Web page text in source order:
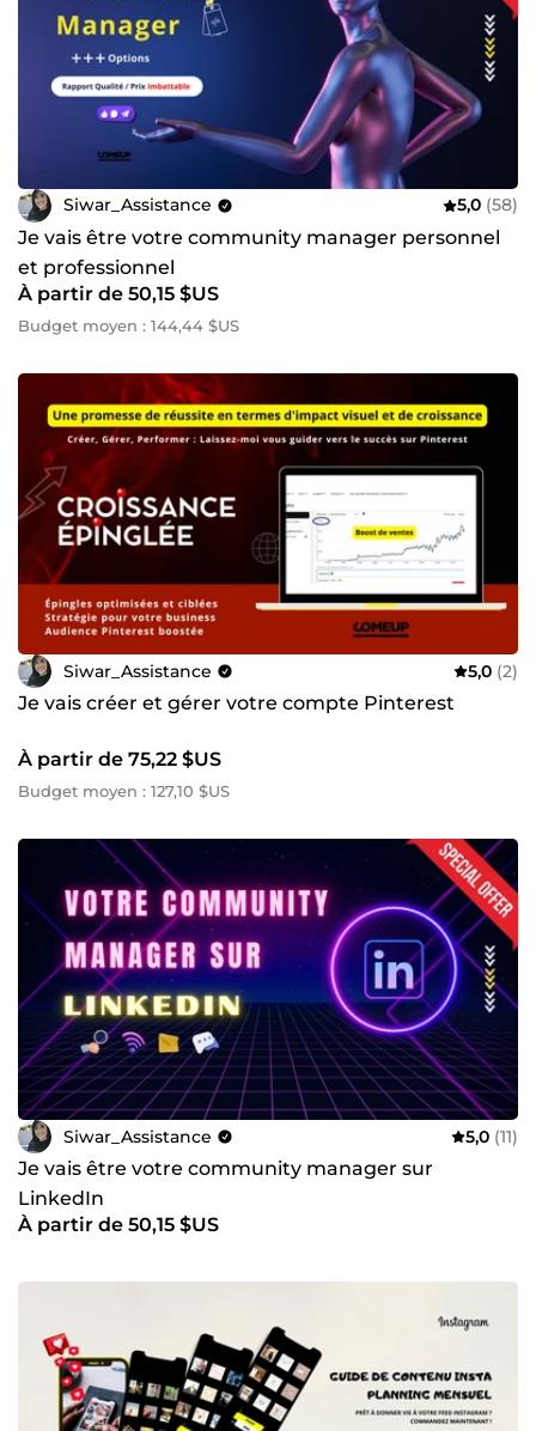
Siwar_Assistance 5,0 (58)
Je vais être votre community manager personnel
et professionnel
À partir de 50,15 $US
Budget moyen : 144,44 $US
Siwar_Assistance 5,0 (2)
Je vais créer et gérer votre compte Pinterest
À partir de 75,22 $US
Budget moyen : 127,10 $US
Siwar_Assistance 5,0 (11)
Je vais être votre community manager sur
LinkedIn
À partir de 50,15 $US